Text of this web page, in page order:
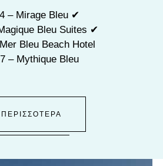
– Mirage Bleu ✔
Bleu Suites ✔
Bleu Beach Hotel
– Mythique Bleu
ΠΕΡΙΣΣΟΤΕΡΑ